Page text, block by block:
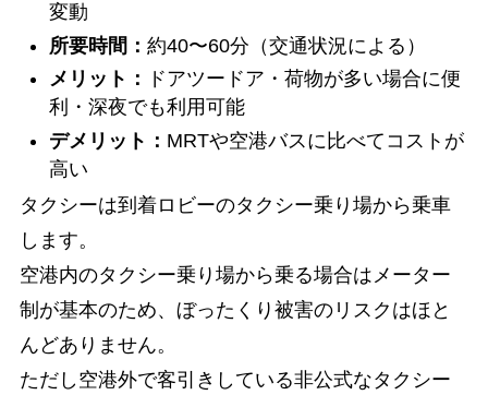
変動
所要時間： 約40〜60分（交通状況による）
メリット：
ドアツードア・荷物が多い場合に便
利・深夜でも利用可能
デメリット： MRTや空港バスに比べてコストが
高い
タクシーは到着ロビーのタクシー乗り場から乗車
します。
空港内のタクシー乗り場から乗る場合はメーター
制が基本のため、ぼったくり被害のリスクはほと
んどありません。
ただし空港外で客引きしている非公式なタクシー